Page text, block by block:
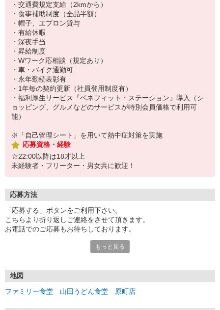
・交通費規定支給（2kmから）
・食事補助制度（全品半額）
・帽子、エプロン貸与
・有給休暇
・深夜手当
・昇給制度
・Wワーク応相談（規定あり）
・車・バイク通勤可
・永年勤続表彰有
・1年毎の契約更新（社員登用制度有）
・福利厚生サービス『ベネフィット・ステーション』導入（シ
ョッピング、グルメなどのサービスが特別会員価格で利用可
能）
※「自己管理シート」を用いて熱中症対策を実施
応募資格・経験
☆22:00以降は18才以上
未経験者・フリーター・男女共に歓迎！
応募方法
「応募する」ボタンをご利用下さい。
こちらより折り返しご連絡をさせて頂きます。
お電話でのご応募もお待ちしております。
もっと見る
地図
ファミリー食堂 山田うどん食堂 原町店